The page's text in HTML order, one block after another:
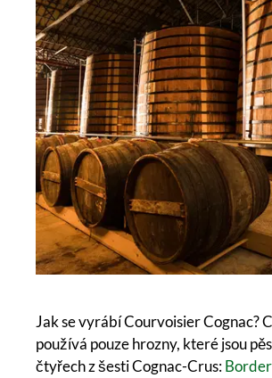
Jak se vyrábí Courvoisier Cognac?
používá pouze hrozny, které jsou
čtyřech z šesti Cognac-Crus: